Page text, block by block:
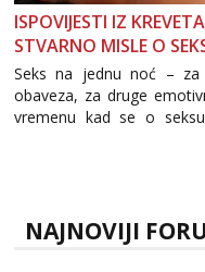
Tel:064/677-
tel:0,93€ -
ISPOVIJESTI IZ
STVARNO MISLE O
Seks na jednu noć – za
obaveza, za druge
vremenu kad se o
tema „jedne noći strasti“
NAJNOVIJI